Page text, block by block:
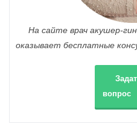
На сайте врач акушер-
оказывает бесплатные
вопрос